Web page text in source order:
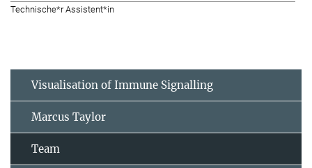
Technische*r Assistent*in
Visualisation of Immune Signalling
Marcus Taylor
Team